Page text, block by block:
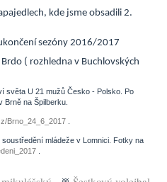
kde jsme obsadili 2.
sezóny 2016/2017
( rozhledna v Buchlovských
světa U 21 mužů Česko - Polsko. Po
Brně na Špilberku.
Brno_24_6_2017
mládeže v Lomnici. Fotky na